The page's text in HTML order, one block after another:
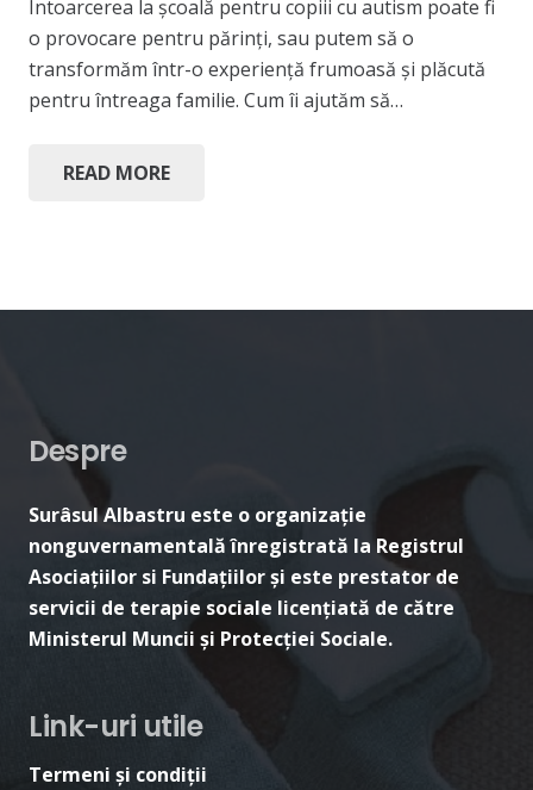
Întoarcerea la școală pentru copiii cu autism poate fi
o provocare pentru părinți, sau putem să o
transformăm într-o experiență frumoasă și plăcută
pentru întreaga familie. Cum îi ajutăm să…
READ MORE
Despre
Surâsul Albastru este o organizație
nonguvernamentală înregistrată la Registrul
Asociațiilor si Fundațiilor și este prestator de
servicii de terapie sociale licențiată de către
Ministerul Muncii și Protecției Sociale.
Link-uri utile
Termeni și condiții